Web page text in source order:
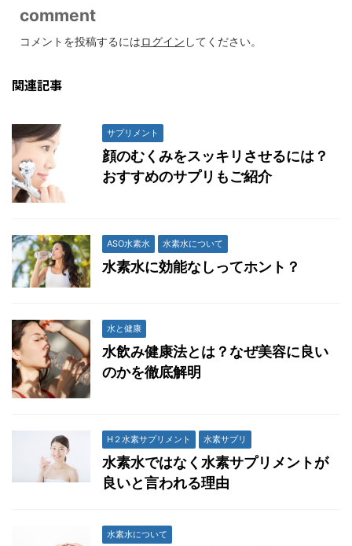
comment
コメントを投稿するにはログイン してください。
関連記事
サプリメント
顔のむくみをスッキリさせるには？
おすすめのサプリもご紹介
ASO水素水 水素水について
水素水に効能なしってホント？
水と健康
水飲み健康法とは？なぜ美容に良い
のかを徹底解明
H２水素サプリメント 水素サプリ
水素水ではなく水素サプリメントが
良いと言われる理由
水素水について